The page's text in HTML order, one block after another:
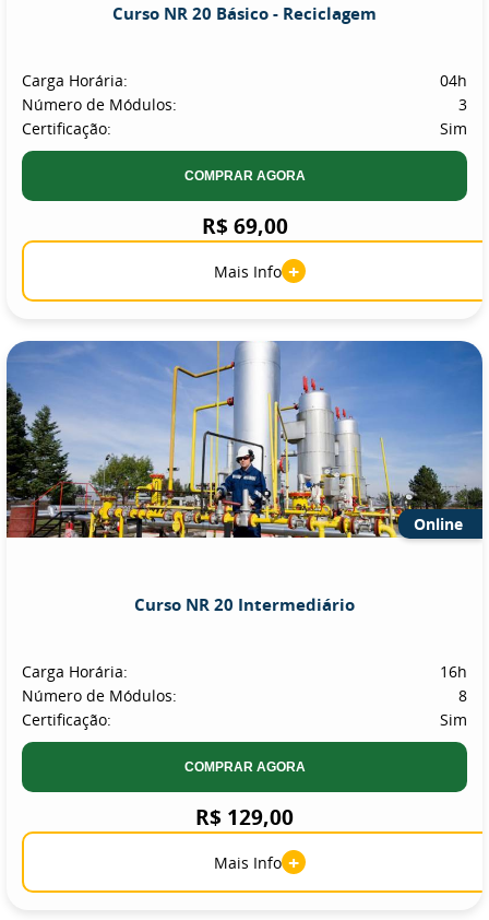
Curso NR 20 Básico - Reciclagem
Carga Horária:
04h
Número de Módulos:
3
Certificação:
Sim
COMPRAR AGORA
R$ 69,00
Mais Info +
Online
Curso NR 20 Intermediário
Carga Horária:
16h
Número de Módulos:
8
Certificação:
Sim
COMPRAR AGORA
R$ 129,00
Mais Info +